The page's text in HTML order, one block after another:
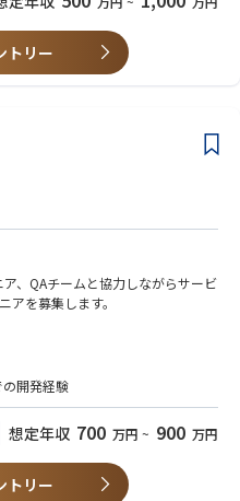
トリー
、QAチームと協力しながらサービ
アを募集します。
開発経験
想定年収 700 万円 ~ 900 万円
トリー